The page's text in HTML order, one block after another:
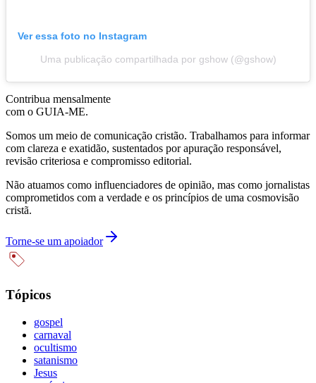
Ver essa foto no Instagram
Uma publicação compartilhada por gshow (@gshow)
Contribua mensalmente
com o GUIA-ME.
Somos um meio de comunicação cristão. Trabalhamos para informar
com clareza e exatidão, sustentados por apuração responsável,
revisão criteriosa e compromisso editorial.
Não atuamos como influenciadores de opinião, mas como jornalistas
comprometidos com a verdade e os princípios de uma cosmovisão
cristã.
Torne-se um apoiador
Tópicos
gospel
carnaval
ocultismo
satanismo
Jesus